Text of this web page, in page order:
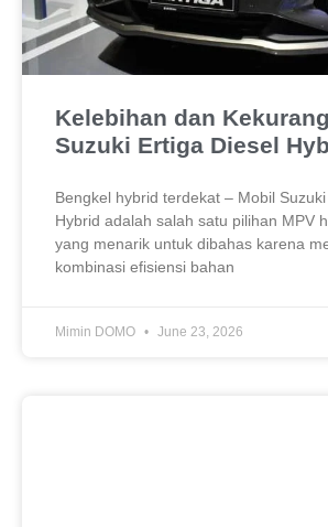
Kelebihan dan
Suzuki Ertiga Diesel
Bengkel hybrid terdekat – Mobil
Hybrid adalah salah satu pilihan MPV
yang menarik untuk dibahas karena
kombinasi efisiensi bahan
Mimin DOMO June 23, 2026